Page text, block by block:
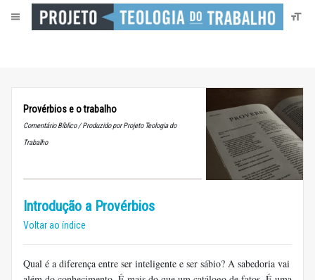
Provérbios e o trabalho
Comentário Bíblico / Produzido por Projeto Teologia do
Trabalho
Introdução a Provérbios
Voltar ao índice
Qual é a diferença entre ser inteligente e ser sábio? A sabedoria vai